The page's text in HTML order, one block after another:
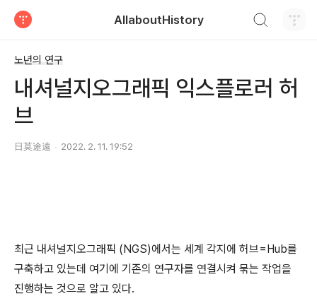
AllaboutHistory
노년의 연구
내셔널지오그래픽 익스플로러 허
브
日莫途遠 2022. 2. 11. 19:52
최근 내셔널지오그래픽 (NGS)에서는 세계 각지에 허브=Hub를
구축하고 있는데 여기에 기존의 연구자를 연결시켜 묶는 작업을
진행하는 것으로 알고 있다.